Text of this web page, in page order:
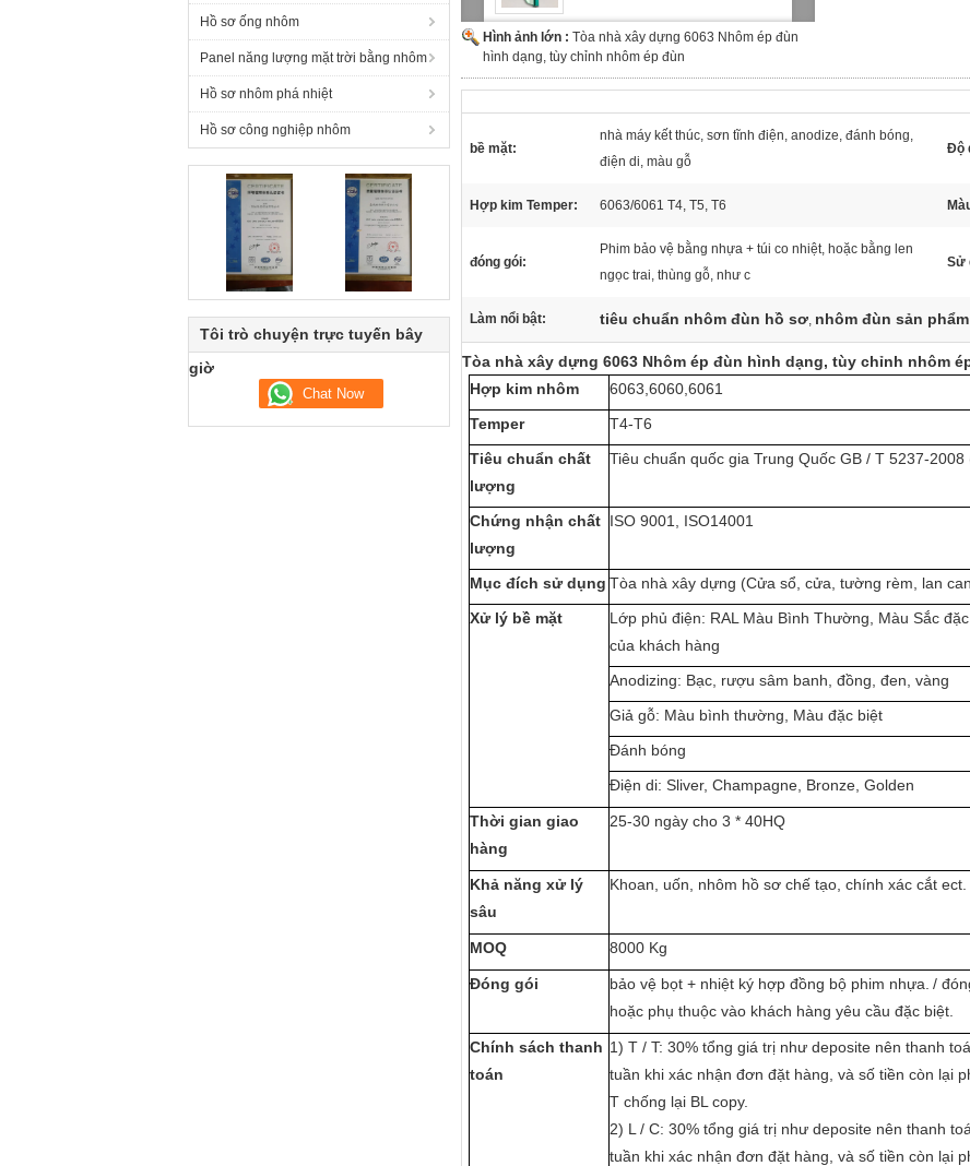
Hồ sơ ống nhôm
Panel năng lượng mặt trời bằng nhôm
Hồ sơ nhôm phá nhiệt
Hồ sơ công nghiệp nhôm
Tôi trò chuyện trực tuyến bây
giờ
Hình ảnh lớn : Tòa nhà xây dựng 6063 Nhôm ép đùn
hình dạng, tùy chỉnh nhôm ép đùn
bề mặt:
nhà máy kết thúc, sơn tĩnh điện, anodize, đánh bóng,
điện di, màu gỗ
Độ
Hợp kim Temper: 6063/6061 T4, T5, T6
đóng gói:
Phim bảo vệ bằng nhựa + túi co nhiệt, hoặc bằng len
ngọc trai, thùng gỗ, như c
Sử
Làm nổi bật: tiêu chuẩn nhôm đùn hồ sơ, nhôm đùn sản phẩm
Tòa nhà xây dựng 6063 Nhôm ép đùn hình dạng, tùy chỉnh nhôm
Hợp kim nhôm
6063,6060,6061
Temper
T4-T6
Tiêu chuẩn chất
lượng
Tiêu chuẩn quốc gia Trung Quốc GB / T 5237-
Chứng nhận chất
lượng
ISO 9001, ISO14001
Mục đích sử dụng Tòa nhà xây dựng (Cửa sổ, cửa, tường rèm, lan
Xử lý bề mặt
Lớp phủ điện: RAL Màu Bình Thường, Màu Sắc
của khách hàng
Anodizing: Bạc, rượu sâm banh, đồng, đen, vàng
Giả gỗ: Màu bình thường, Màu đặc biệt
Đánh bóng
Điện di: Sliver, Champagne, Bronze, Golden
Thời gian giao
hàng
25-30 ngày cho 3 * 40HQ
Khả năng xử lý
sâu
Khoan, uốn, nhôm hồ sơ chế tạo, chính xác cắt ect.
MOQ 8000 Kg
Đóng gói bảo vệ bọt + nhiệt ký hợp đồng bộ phim nhựa. /
hoặc phụ thuộc vào khách hàng yêu cầu đặc biệt.
Chính sách thanh
toán
1) T / T: 30% tổng giá trị như deposite nên thanh
tuần khi xác nhận đơn đặt hàng, và số tiền còn lại
T chống lại BL copy.
2) L / C: 30% tổng giá trị như deposite nên thanh
tuần khi xác nhận đơn đặt hàng, và số tiền còn lại